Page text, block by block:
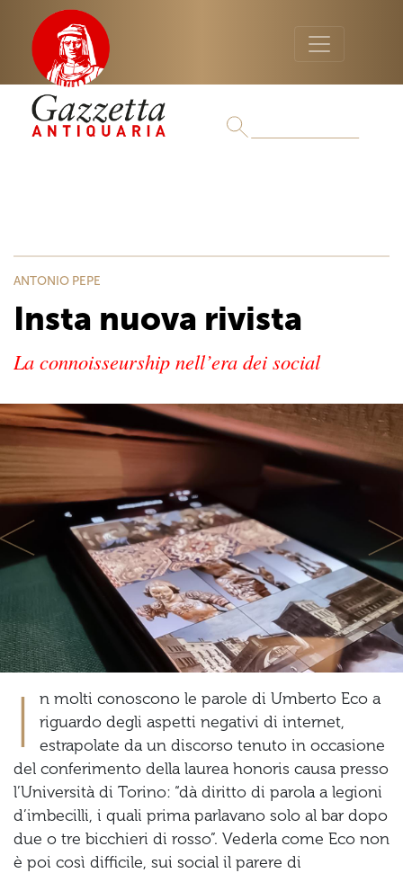
ANTONIO PEPE
Insta nuova rivista
La connoisseurship nell’era dei social
Previous
I
n molti conoscono le parole di Umberto Eco a
riguardo degli aspetti negativi di internet,
estrapolate da un discorso tenuto in occasione
del conferimento della laurea honoris causa presso
l’Università di Torino: “dà diritto di parola a legioni
d’imbecilli, i quali prima parlavano solo al bar dopo
due o tre bicchieri di rosso”. Vederla come Eco non
è poi così difficile, sui social il parere di